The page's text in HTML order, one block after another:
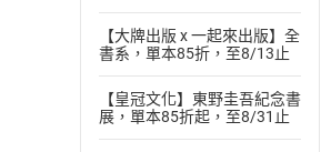
【大牌出版 x 一起來出版】全
書系，單本85折，至8/13止
【皇冠文化】東野圭吾紀念書
展，單本85折起，至8/31止